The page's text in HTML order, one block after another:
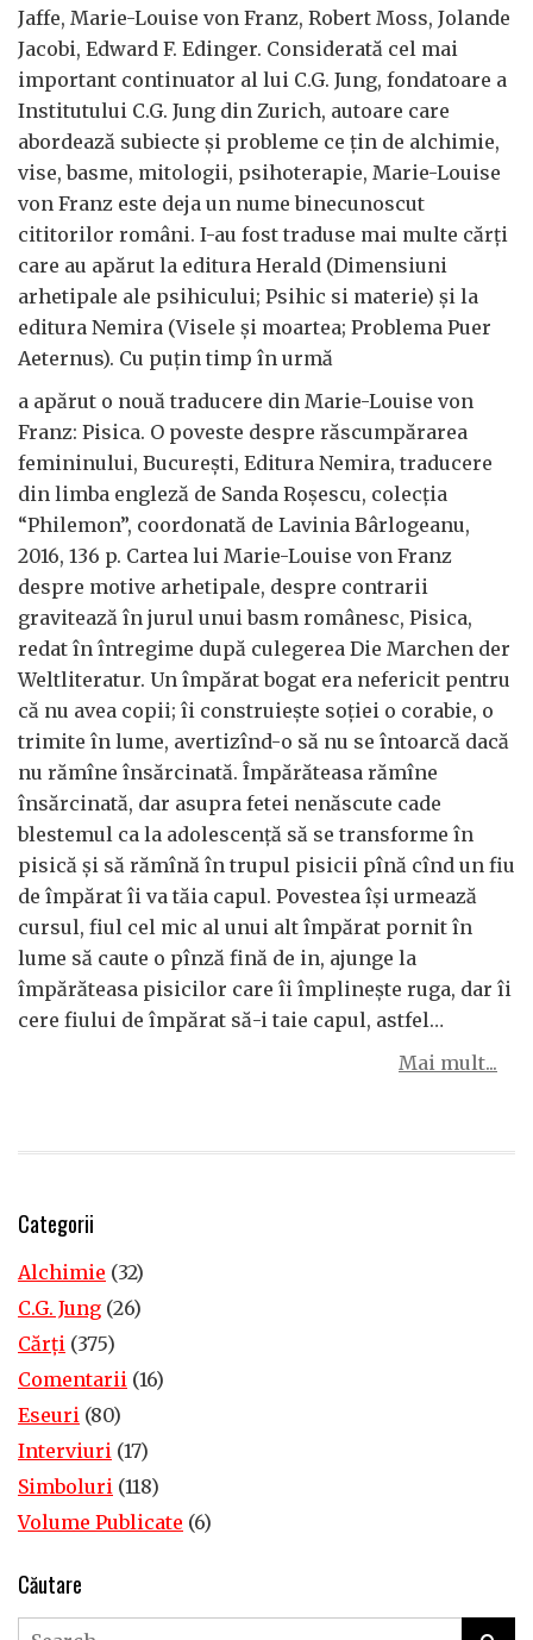
Jaffe, Marie-Louise von Franz, Robert Moss, Jolande
Jacobi, Edward F. Edinger. Considerată cel mai
important continuator al lui C.G. Jung, fondatoare a
Institutului C.G. Jung din Zurich, autoare care
abordează subiecte și probleme ce țin de alchimie,
vise, basme, mitologii, psihoterapie, Marie-Louise
von Franz este deja un nume binecunoscut
cititorilor români. I-au fost traduse mai multe cărți
care au apărut la editura Herald (Dimensiuni
arhetipale ale psihicului; Psihic si materie) și la
editura Nemira (Visele și moartea; Problema Puer
Aeternus). Cu puțin timp în urmă
a apărut o nouă traducere din Marie-Louise von
Franz: Pisica. O poveste despre răscumpărarea
femininului, București, Editura Nemira, traducere
din limba engleză de Sanda Roșescu, colecția
“Philemon”, coordonată de Lavinia Bârlogeanu,
2016, 136 p. Cartea lui Marie-Louise von Franz
despre motive arhetipale, despre contrarii
gravitează în jurul unui basm românesc, Pisica,
redat în întregime după culegerea Die Marchen der
Weltliteratur. Un împărat bogat era nefericit pentru
că nu avea copii; îi construiește soției o corabie, o
trimite în lume, avertizînd-o să nu se întoarcă dacă
nu rămîne însărcinată. Împărăteasa rămîne
însărcinată, dar asupra fetei nenăscute cade
blestemul ca la adolescență să se transforme în
pisică și să rămînă în trupul pisicii pînă cînd un fiu
de împărat îi va tăia capul. Povestea își urmează
cursul, fiul cel mic al unui alt împărat pornit în
lume să caute o pînză fină de in, ajunge la
împărăteasa pisicilor care îi împlinește ruga, dar îi
cere fiului de împărat să-i taie capul, astfel…
Mai mult...
Categorii
Alchimie (32)
C.G. Jung (26)
Cărţi (375)
Comentarii (16)
Eseuri (80)
Interviuri (17)
Simboluri (118)
Volume Publicate (6)
Căutare